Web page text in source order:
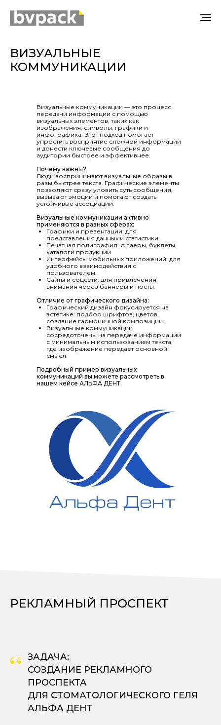
ВИЗУАЛЬНЫЕ
КОММУНИКАЦИИ
Визуальные коммуникации — это процесс
передачи информации с помощью
визуальных элементов, таких как
изображения, символы, графики и
инфографика. Этот подход помогает
упростить восприятие сложной информации
и донести ключевые сообщения до
аудитории быстрее и эффективнее.
Почему важны?
Люди воспринимают визуальные образы в
разы быстрее текста. Графические элементы
позволяют сразу уловить суть сообщения,
вызывают эмоции и помогают создать
устойчивые ассоциации.
Визуальные коммуникации активно
применяются в разных сферах:
Графики и презентации: для
представления данных и статистики.
Печатная полиграфия: флаеры, буклеты,
каталоги продукции
Интерфейсы мобильных приложений: для
удобного взаимодействия с
пользователем.
Сайты и соцсети: для привлечения
внимания через баннеры и посты.
Отличие от графического дизайна:
Графический дизайн фокусируется на
эстетике: подбор шрифтов, цветов,
создание гармоничной композиции.
Визуальные коммуникации
сосредоточены на передаче информации
с минимальным использованием текста,
где изображение передает основной
смысл.
Подробный пример визуальных
коммуникаций вы можете рассмотреть в
нашем кейсе АЛЬФА ДЕНТ
РЕКЛАМНЫЙ ПРОСПЕКТ
“ ЗАДАЧА:
СОЗДАНИЕ РЕКЛАМНОГО
ПРОСПЕКТА
ДЛЯ СТОМАТОЛОГИЧЕСКОГО ГЕЛЯ
АЛЬФА ДЕНТ